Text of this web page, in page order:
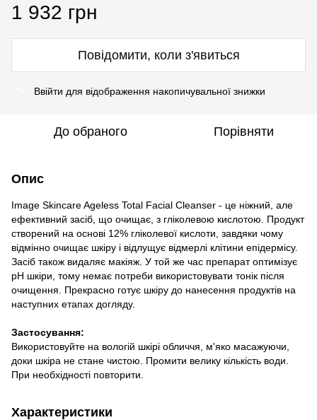
1 932 грн
Повідомити, коли з'явиться
Ввійти для відображення накопичувальної знижки
До обраного Порівняти
Опис
Image Skincare Ageless Total Facial Cleanser - це ніжний, але
ефективний засіб, що очищає, з гліколевою кислотою. Продукт
створений на основі 12% гліколевої кислоти, завдяки чому
відмінно очищає шкіру і відлущує відмерлі клітини епідермісу.
Засіб також видаляє макіяж. У той же час препарат оптимізує
pH шкіри, тому немає потреби використовувати тонік після
очищення. Прекрасно готує шкіру до нанесення продуктів на
наступних етапах догляду.
Застосування:
Використовуйте на вологій шкірі обличчя, м'яко масажуючи,
доки шкіра не стане чистою. Промити велику кількість води.
При необхідності повторити.
Характеристики